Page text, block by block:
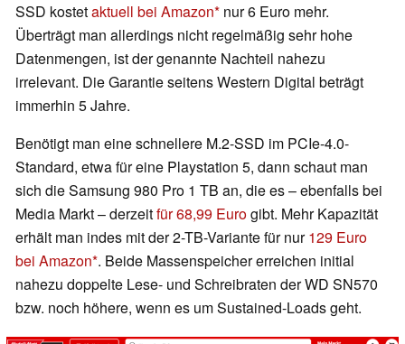
SSD kostetaktuell bei Amazon nur 6 Euro mehr.
Überträgt man allerdings nicht regelmäßig sehr hohe
Datenmengen, ist der genannte Nachteil nahezu
irrelevant. Die Garantie seitens Western Digital beträgt
immerhin 5 Jahre.
Benötigt man eine schnellere M.2-SSD im PCIe-4.0-
Standard, etwa für eine Playstation 5, dann schaut man
sich die Samsung 980 Pro 1 TB an, die es – ebenfalls bei
Media Markt – derzeitfür 68,99 Eurogibt. Mehr Kapazität
erhält man indes mit der 2-TB-Variante für nur129 Euro
bei Amazon . Beide Massenspeicher erreichen initial
nahezu doppelte Lese- und Schreibraten der WD SN570
bzw. noch höhere, wenn es um Sustained-Loads geht.